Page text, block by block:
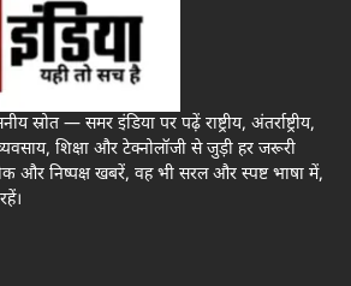
स्रोत — समर इंडिया पर पढ़ें राष्ट्रीय, अंतर्राष्ट्रीय,
शिक्षा और टेक्नोलॉजी से जुड़ी हर जरूरी
और निष्पक्ष खबरें, वह भी सरल और स्पष्ट भाषा में,